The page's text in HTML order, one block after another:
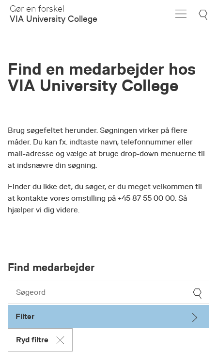
Skip
Main
Gør en forskel
VIA University College
Find en medarbejder hos
VIA University College
Brug søgefeltet herunder. Søgningen virker på flere
måder. Du kan fx. indtaste navn, telefonnummer eller
mail-adresse og vælge at bruge drop-down menuerne til
at indsnævre din søgning.
Finder du ikke det, du søger, er du meget velkommen til
at kontakte vores omstilling på +45 87 55 00 00. Så
hjælper vi dig videre.
Find medarbejder
Filter
Ryd filtre